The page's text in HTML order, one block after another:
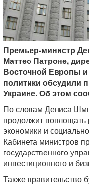
Премьер-министр
Маттео Патроне,
Восточной Европы и
политики обсудили
Украине. Об этом
По словам Дениса
продолжит
экономики и
Кабинета министров
государственного
инвестиционного и
Также правительство